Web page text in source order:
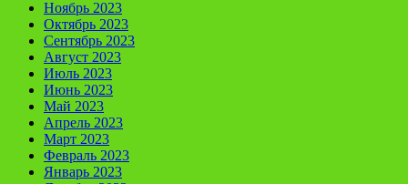
Ноябрь 2023
Октябрь 2023
Сентябрь 2023
Август 2023
Июль 2023
Июнь 2023
Май 2023
Апрель 2023
Март 2023
Февраль 2023
Январь 2023